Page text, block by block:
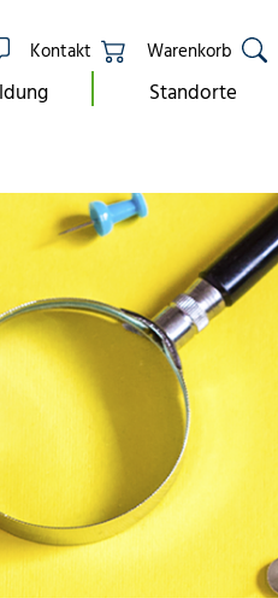
Kontakt Warenkorb
Standorte